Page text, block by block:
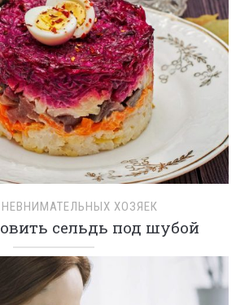
ХОЗЯЕК
сельдь под шубой